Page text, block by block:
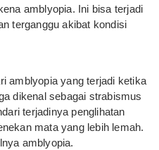
amblyopia. Ini bisa terjadi
terganggu akibat kondisi
amblyopia yang terjadi ketika
dikenal sebagai strabismus
terjadinya penglihatan
mata yang lebih lemah.
amblyopia.